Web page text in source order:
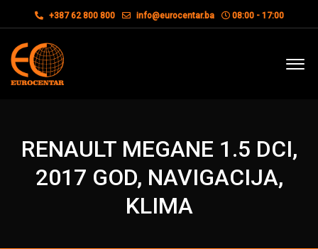
+387 62 800 800 info@eurocentar.ba 08:00 - 17:00
RENAULT MEGANE 1.5 DCI,
2017 GOD, NAVIGACIJA,
KLIMA